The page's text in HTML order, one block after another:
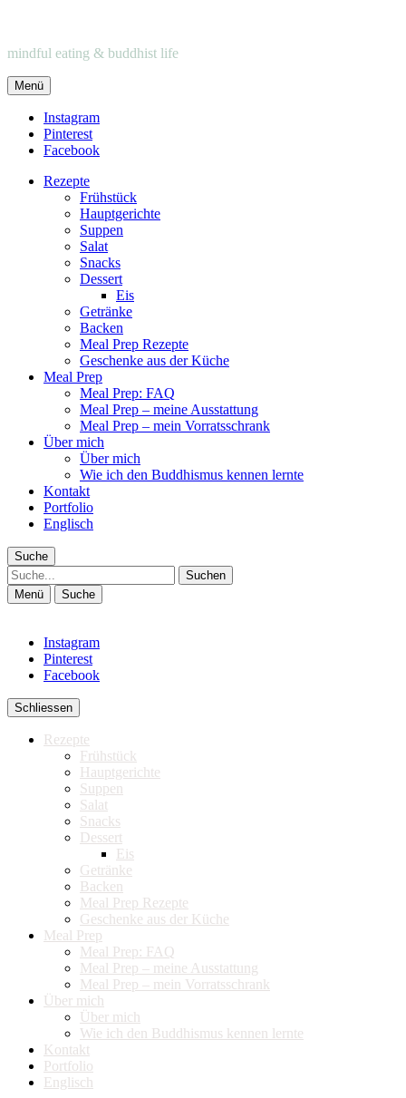
mindful eating & buddhist life
Menü
Instagram
Pinterest
Facebook
Rezepte
Frühstück
Hauptgerichte
Suppen
Salat
Snacks
Dessert
Eis
Getränke
Backen
Meal Prep Rezepte
Geschenke aus der Küche
Meal Prep
Meal Prep: FAQ
Meal Prep – meine Ausstattung
Meal Prep – mein Vorratsschrank
Über mich
Über mich
Wie ich den Buddhismus kennen lernte
Kontakt
Portfolio
Englisch
Suche
Suche
Menü Suche
Instagram
Pinterest
Facebook
Schliessen
Rezepte
Frühstück
Hauptgerichte
Suppen
Salat
Snacks
Dessert
Eis
Getränke
Backen
Meal Prep Rezepte
Geschenke aus der Küche
Meal Prep
Meal Prep: FAQ
Meal Prep – meine Ausstattung
Meal Prep – mein Vorratsschrank
Über mich
Über mich
Wie ich den Buddhismus kennen lernte
Kontakt
Portfolio
Englisch